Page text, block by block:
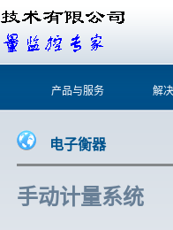
产品与服务 解
电子衡器
手动计量系统